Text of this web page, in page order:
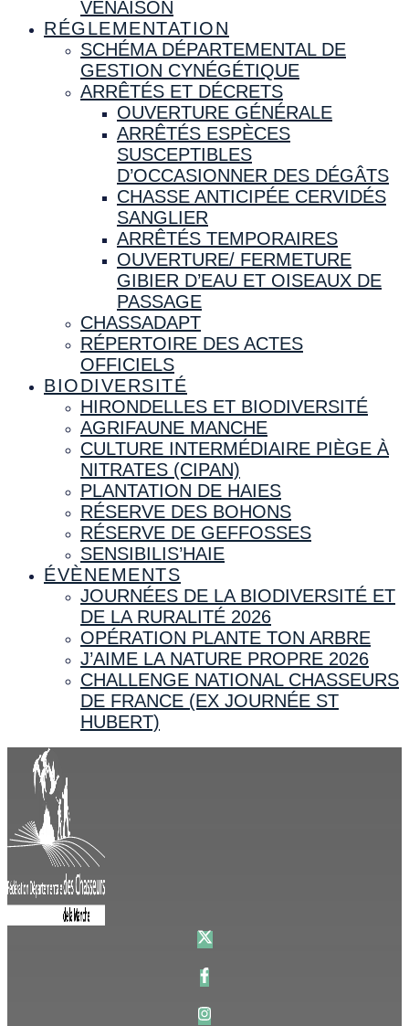
VENAISON
RÉGLEMENTATION
SCHÉMA DÉPARTEMENTAL DE
GESTION CYNÉGÉTIQUE
ARRÊTÉS ET DÉCRETS
OUVERTURE GÉNÉRALE
ARRÊTÉS ESPÈCES
SUSCEPTIBLES
D’OCCASIONNER DES DÉGÂTS
CHASSE ANTICIPÉE CERVIDÉS
SANGLIER
ARRÊTÉS TEMPORAIRES
OUVERTURE/ FERMETURE
GIBIER D’EAU ET OISEAUX DE
PASSAGE
CHASSADAPT
RÉPERTOIRE DES ACTES
OFFICIELS
BIODIVERSITÉ
HIRONDELLES ET BIODIVERSITÉ
AGRIFAUNE MANCHE
CULTURE INTERMÉDIAIRE PIÈGE À
NITRATES (CIPAN)
PLANTATION DE HAIES
RÉSERVE DES BOHONS
RÉSERVE DE GEFFOSSES
SENSIBILIS’HAIE
ÉVÈNEMENTS
JOURNÉES DE LA BIODIVERSITÉ ET
DE LA RURALITÉ 2026
OPÉRATION PLANTE TON ARBRE
J’AIME LA NATURE PROPRE 2026
CHALLENGE NATIONAL CHASSEURS
DE FRANCE (EX JOURNÉE ST
HUBERT)